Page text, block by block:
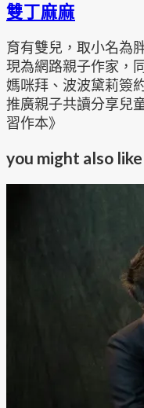
雙丁麻麻
育有雙兒，取小名為
現為網路親子作家，
媽咪拜、波波黛莉簽
推廣親子共讀分享兒
習作本》
you might also like